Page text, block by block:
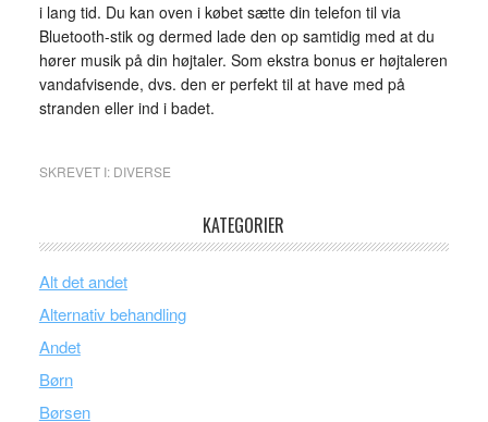
i lang tid. Du kan oven i købet sætte din telefon til via
Bluetooth-stik og dermed lade den op samtidig med at du
hører musik på din højtaler. Som ekstra bonus er højtaleren
vandafvisende, dvs. den er perfekt til at have med på
stranden eller ind i badet.
SKREVET I: DIVERSE
KATEGORIER
Alt det andet
Alternativ behandling
Andet
Børn
Børsen